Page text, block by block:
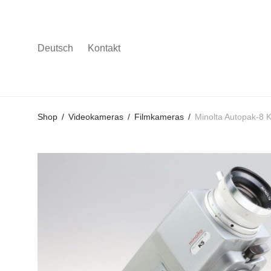
Deutsch Kontakt
Shop / Videokameras / Filmkameras / Minolta Autopak-8